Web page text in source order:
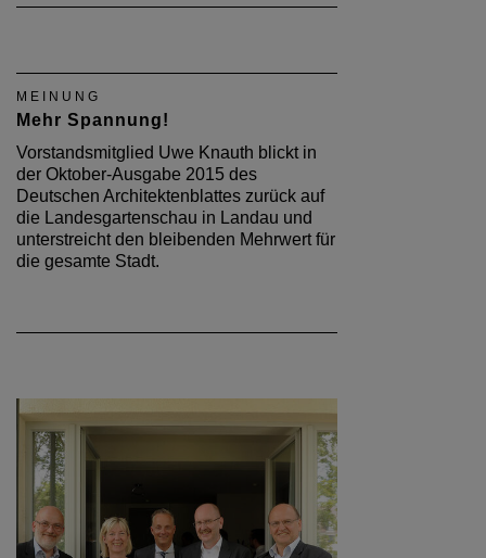
MEINUNG
Mehr Spannung!
Vorstandsmitglied Uwe Knauth blickt in
der Oktober-Ausgabe 2015 des
Deutschen Architektenblattes zurück auf
die Landesgartenschau in Landau und
unterstreicht den bleibenden Mehrwert für
die gesamte Stadt.